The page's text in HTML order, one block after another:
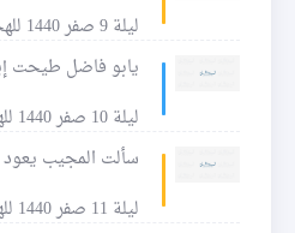
ليلة 9 صفر 1440 للهجرة
يابو فاضل طيحت
ليلة 10 صفر 1440 للهجرة
سألت المجيب
ليلة 11 صفر 1440 للهجرة